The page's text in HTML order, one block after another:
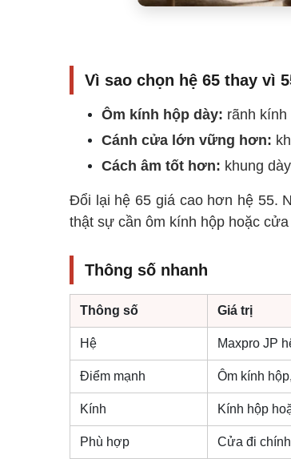
Vì sao chọn hệ 65 thay vì
Ôm kính hộp dày: rãnh
Cánh cửa lớn vững hơn:
Cách âm tốt hơn: khung
Đổi lại hệ 65 giá cao hơn hệ 55.
thật sự cần ôm kính hộp hoặc
Thông số nhanh
Thông số Giá trị
Hệ Maxpro JP
Điểm mạnh Ôm kính
Kính Kính hộp
Phù hợp Cửa đi